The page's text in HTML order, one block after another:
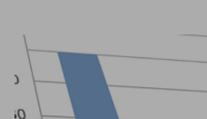
Ein Ergebnis gefunden